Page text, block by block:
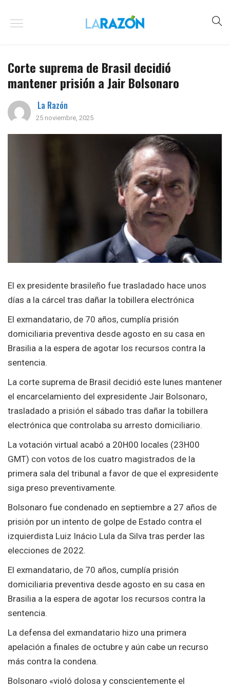
Corte suprema de Brasil decidió
mantener prisión a Jair Bolsonaro
La Razón
25 noviembre, 2025
El ex presidente brasileño fue trasladado hace unos
días a la cárcel tras dañar la tobillera electrónica
El exmandatario, de 70 años, cumplía prisión
domiciliaria preventiva desde agosto en su casa en
Brasilia a la espera de agotar los recursos contra la
sentencia.
La corte suprema de Brasil decidió este lunes mantener
el encarcelamiento del expresidente Jair Bolsonaro,
trasladado a prisión el sábado tras dañar la tobillera
electrónica que controlaba su arresto domiciliario.
La votación virtual acabó a 20H00 locales (23H00
GMT) con votos de los cuatro magistrados de la
primera sala del tribunal a favor de que el expresidente
siga preso preventivamente.
Bolsonaro fue condenado en septiembre a 27 años de
prisión por un intento de golpe de Estado contra el
izquierdista Luiz Inácio Lula da Silva tras perder las
elecciones de 2022.
El exmandatario, de 70 años, cumplía prisión
domiciliaria preventiva desde agosto en su casa en
Brasilia a la espera de agotar los recursos contra la
sentencia.
La defensa del exmandatario hizo una primera
apelación a finales de octubre y aún cabe un recurso
más contra la condena.
Bolsonaro «violó dolosa y conscientemente el